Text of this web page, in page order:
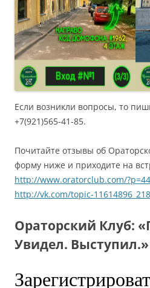
Если возникли вопросы, то
+7(921)565-41-85.
Почитайте отзывы об
форму ниже и приходите на
http://www.oratorclub.com/
http://vk.com/topic-
Ораторский Клуб:
Увидел. Выступил.»